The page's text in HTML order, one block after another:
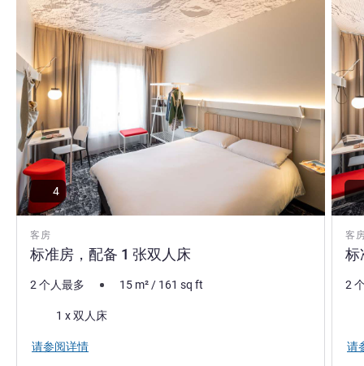
客房
标准房，配备 1 张双人床
4
2 个人最多 15 m²/ 161 sq ft
床上用品1 x 双人床
请参阅详情
客
标
2
请